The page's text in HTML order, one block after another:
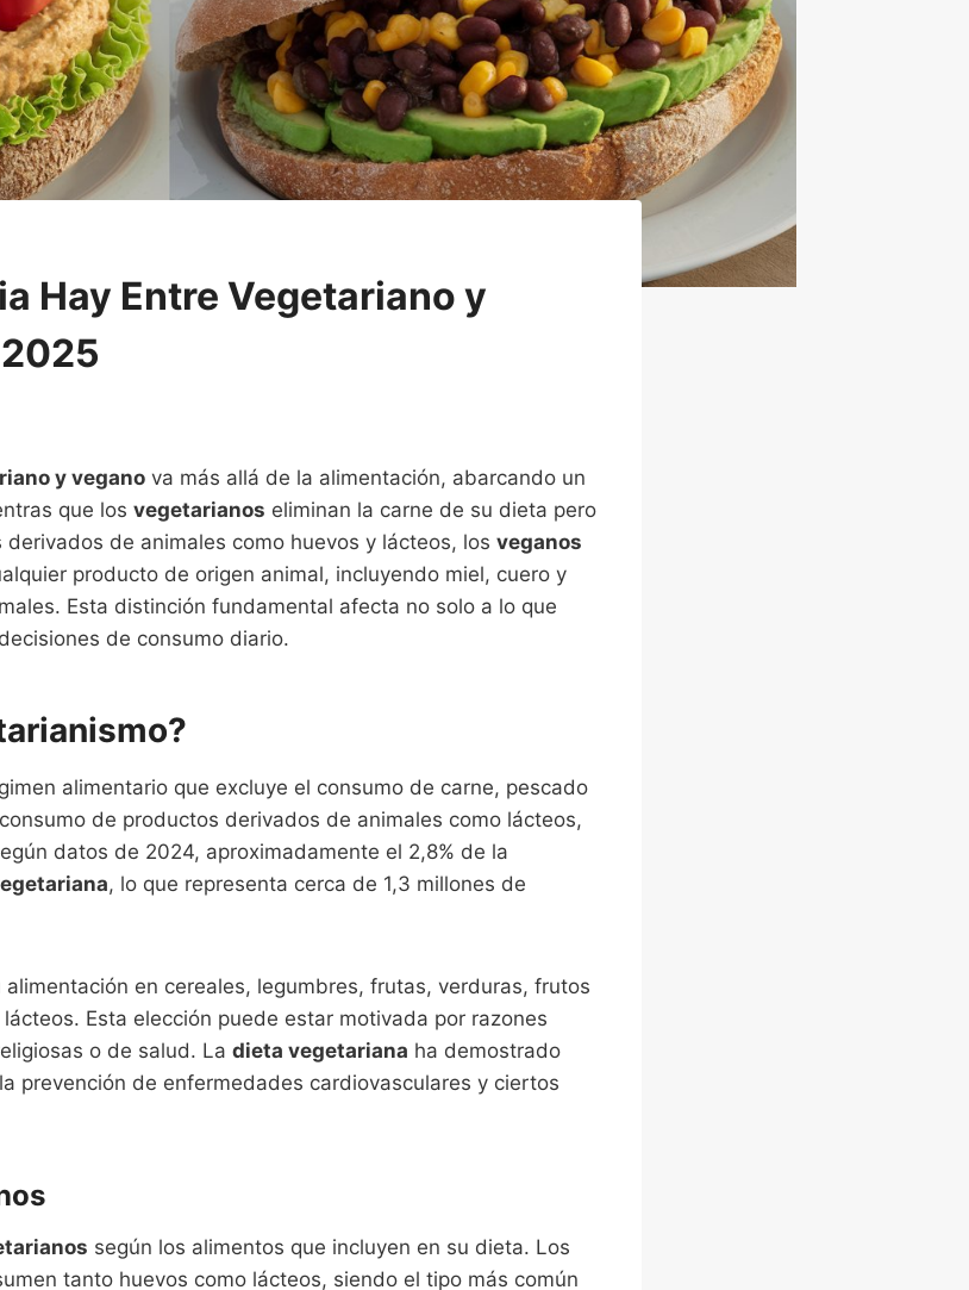
Hay Entre Vegetariano y
y vegano va más allá de la alimentación, abarcando un
que los vegetarianos eliminan la carne de su dieta pero
de animales como huevos y lácteos, los veganos
producto de origen animal, incluyendo miel, cuero y
Esta distinción fundamental afecta no solo a lo que
de consumo diario.
alimentario que excluye el consumo de carne, pescado
de productos derivados de animales como lácteos,
datos de 2024, aproximadamente el 2,8% de la
, lo que representa cerca de 1,3 millones de
alimentación en cereales, legumbres, frutas, verduras, frutos
Esta elección puede estar motivada por razones
o de salud. La dieta vegetariana ha demostrado
prevención de enfermedades cardiovasculares y ciertos
según los alimentos que incluyen en su dieta. Los
tanto huevos como lácteos, siendo el tipo más común